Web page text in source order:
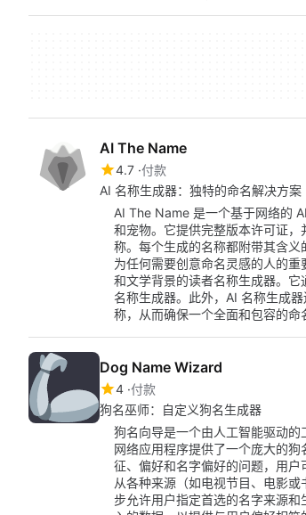
AI The Name
4.7 付款
AI 名称生成器：独特的命名解决方案
AI The Name 是一个基于网络的
和宠物。它提供完整版本许可证
称。每个生成的名称都附带其含
为任何需要创意命名灵感的人的
和文学背景的读者名称生成器。
名称生成器。此外，AI 名称生成
称，从而确保一个全面和包容的命
Dog Name Wizard
4 付款
狗名巫师：自定义狗名生成器
狗名向导是一个由人工智能驱动
网络应用程序提供了一个庞大的
征、偏好和名字偏好的问题，用
从各种来源（如电视节目、电影
步允许用户指定首选的名字来源